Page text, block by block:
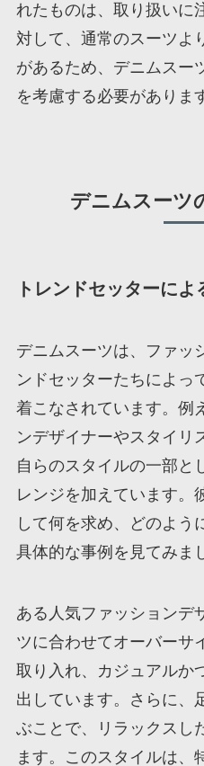
れたものは、取り扱いに
対して、通常のスーツよ
があるため、デニムスー
を考慮する必要がありま
デニムスーツ
トレンドセッターによ
デニムスーツは、ファッ
ンドセッターたちによっ
着こなされています。例
ンデザイナーやスタイリ
自らのスタイルの一部と
レンジを加えています。
して何を求め、どのよう
具体的な事例を見てみま
ある人気ファッションデ
ツに合わせてオーバーサ
取り入れ、カジュアルか
出しています。さらに、
ぶことで、リラックスし
ます。このスタイルは、